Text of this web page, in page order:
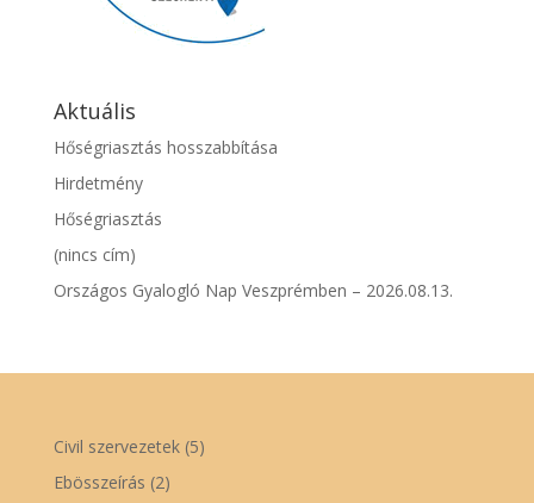
Aktuális
Hőségriasztás hosszabbítása
Hirdetmény
Hőségriasztás
(nincs cím)
Országos Gyalogló Nap Veszprémben – 2026.08.13.
Civil szervezetek(5)
Ebösszeírás (2)